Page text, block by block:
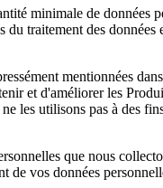
minimale de données
traitement des données
mentionnées
et d'améliorer les
les utilisons pas à des
que nous
de vos données